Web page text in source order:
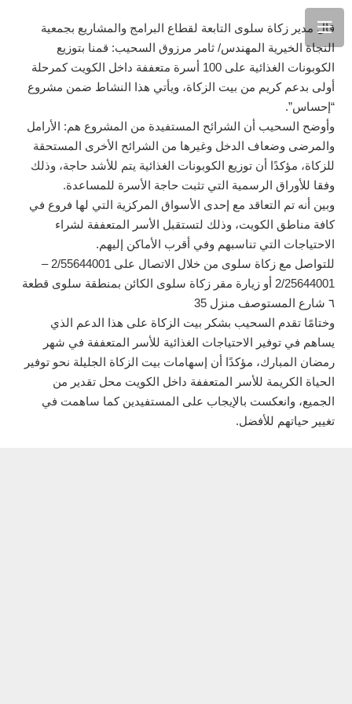
قال مدير زكاة سلوى التابعة لقطاع البرامج والمشاريع بجمعية
النجاة الخيرية المهندس/ ثامر مرزوق السحيب: قمنا بتوزيع
الكوبونات الغذائية على 100 أسرة متعففة داخل الكويت كمرحلة
أولى بدعم كريم من بيت الزكاة، ويأتي هذا النشاط ضمن مشروع
“إحساس”.
وأوضح السحيب أن الشرائح المستفيدة من المشروع هم: الأرامل
والمرضى وضعاف الدخل وغيرها من الشرائح الأخرى المستحقة
للزكاة، مؤكدًا أن توزيع الكوبونات الغذائية يتم للأشد حاجة، وذلك
وفقا للأوراق الرسمية التي تثبت حاجة الأسرة للمساعدة.
وبين أنه تم التعاقد مع إحدى الأسواق المركزية التي لها فروع في
كافة مناطق الكويت، وذلك لتستقبل الأسر المتعففة لشراء
الاحتياجات التي تناسبهم وفي أقرب الأماكن إليهم.
للتواصل مع زكاة سلوى من خلال الاتصال على 2/55644001 –
2/25644001 أو زيارة مقر زكاة سلوى الكائن بمنطقة سلوى قطعة
٦ شارع المستوصف منزل 35
وختامًا تقدم السحيب بشكر بيت الزكاة على هذا الدعم الذي
يساهم في توفير الاحتياجات الغذائية للأسر المتعففة في شهر
رمضان المبارك، مؤكدًا أن إسهامات بيت الزكاة الجليلة نحو توفير
الحياة الكريمة للأسر المتعففة داخل الكويت محل تقدير من
الجميع، وانعكست بالإيجاب على المستفيدين كما ساهمت في
تغيير حياتهم للأفضل.